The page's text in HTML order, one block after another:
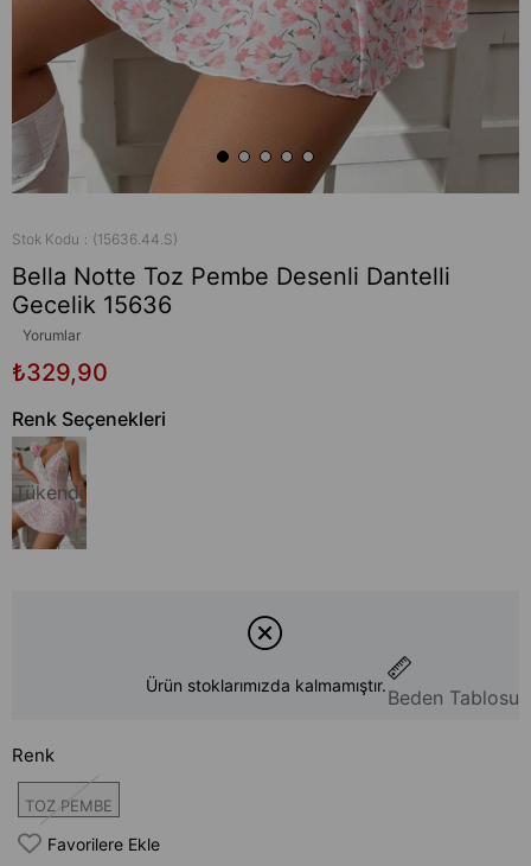
Stok Kodu (15636.44.S)
Bella Notte Toz Pembe Desenli Dantelli
Gecelik 15636
Yorumlar
₺329,90
Renk Seçenekleri
Tükendi
Beden Tablosu
Ürün stoklarımızda kalmamıştır.
Renk
TOZ PEMBE
Favorilere Ekle